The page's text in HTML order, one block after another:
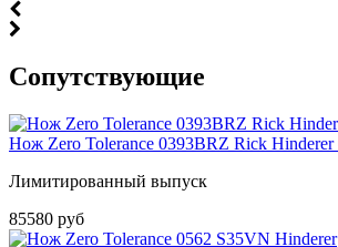
Cопутствующие
Нож Zero Tolerance 0393BRZ Rick Hinderer
Лимитированный выпуск
85580 руб